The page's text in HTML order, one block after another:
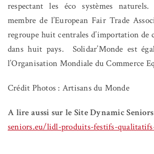
respectant les éco systèmes naturels.
membre de l’European Fair Trade
regroupe huit centrales d’importation de
dans huit pays. Solidar’Monde est
l’Organisation Mondiale du Commerce
Crédit Photos : Artisans du Monde
A lire aussi sur le Site Dynamic Seniors
seniors.eu/lidl-produits-festifs-